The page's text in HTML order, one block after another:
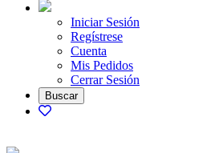
Iniciar Sesión
Regístrese
Cuenta
Mis Pedidos
Cerrar Sesión